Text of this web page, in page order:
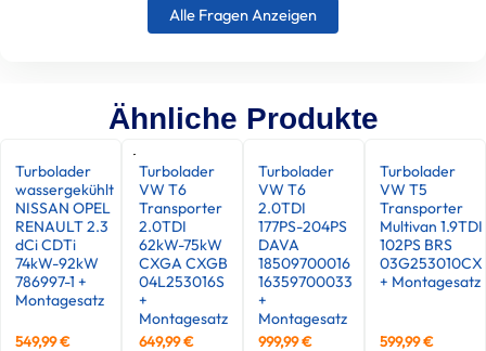
Alle Fragen Anzeigen
Ähnliche Produkte
Turbolader
wassergekühlt
NISSAN OPEL
RENAULT 2.3
dCi CDTi
74kW-92kW
786997-1 +
Montagesatz
549,99€
Turbolader
VW T6
Transporter
2.0TDI
62kW-75kW
CXGA CXGB
04L253016S
+
Montagesatz
649,99€
Turbolader
VW T6
2.0TDI
177PS-204PS
DAVA
18509700016
16359700033
+
Montagesatz
999,99€
Turbolader
VW T5
Transporter
Multivan 1.9TDI
102PS BRS
03G253010CX
+ Montagesatz
599,99€